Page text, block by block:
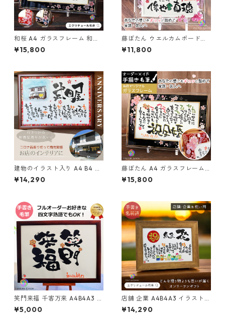
和桜 A4 ガラスフレーム 和紙
（ガラス工芸フレーム）笑描
き屋たくと 手書き 名前詩 名前
¥15,800
藤ぼたん ウエルカムボードア
ルチザングラス 2L 1～2人用
（ガラス工芸フレーム）笑描
ド
¥11,800
建物のイラスト入り A4 B4 A3
木額 友禅和紙 笑描き屋たくと
手書き 名前詩 名前ポエム オー
¥14,290
藤ぼたん A4 ガラスフレーム
和紙（ガラス工芸フレーム）
笑描き屋たくと 手書き 名前詩
¥15,800
笑門来福 千客万来 A4B4A3 木
製額 笑描き屋たくと 手書き オ
ーダー オーダーメイド
¥5,000
店舗 企業 A4B4A3 イラスト洋
風 笑描き屋たくと 手書き 名前
詩 名前ポエム オーダー オーダ
¥14,290